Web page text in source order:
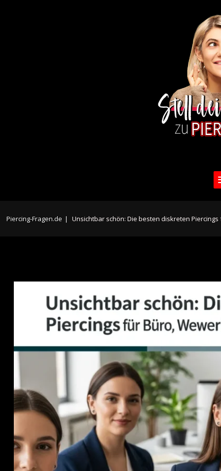
Piercing-Fragen.de | Unsichtbar schön: Die besten diskreten